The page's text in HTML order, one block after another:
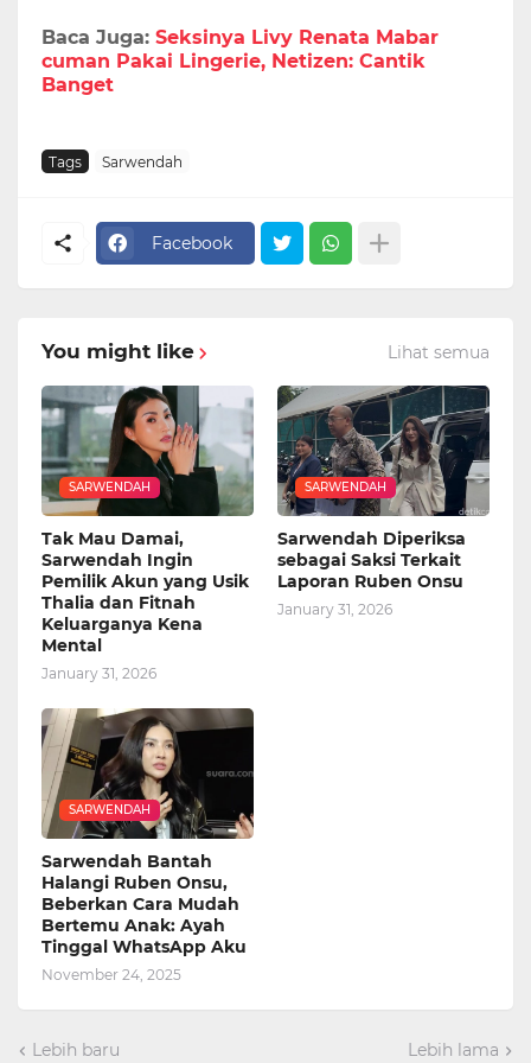
Baca Juga: Seksinya Livy Renata Mabar
cuman Pakai Lingerie, Netizen: Cantik
Banget
Tags Sarwendah
Facebook
You might like Lihat semua
SARWENDAH
Tak Mau Damai,
Sarwendah Ingin
Pemilik Akun yang Usik
Thalia dan Fitnah
Keluarganya Kena
Mental
January 31, 2026
SARWENDAH
Sarwendah Diperiksa
sebagai Saksi Terkait
Laporan Ruben Onsu
January 31, 2026
SARWENDAH
Sarwendah Bantah
Halangi Ruben Onsu,
Beberkan Cara Mudah
Bertemu Anak: Ayah
Tinggal WhatsApp Aku
November 24, 2025
Lebih baru Lebih lama